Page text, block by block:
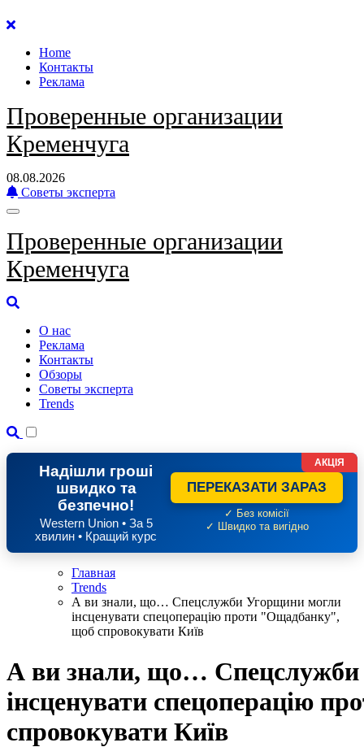
Перейти
содержанию
Home
Контакты
Реклама
Проверенные организации
Кременчуга
08.08.2026
Советы эксперта
Проверенные организации
Кременчуга
О нас
Реклама
Контакты
Обзоры
Советы эксперта
Trends
Надішли гроші
швидко та
безпечно!
Western Union • За 5
хвилин • Кращий курс
ПЕРЕКАЗАТИ ЗАРАЗ
✓ Без комісії
✓ Швидко та вигідно
АКЦІЯ
Главная
Trends
А ви знали, що… Спецслужби Угорщини могли
інсценувати спецоперацію проти "Ощадбанку",
щоб спровокувати Київ
А ви знали, що…
інсценувати спецоперацію
спровокувати Київ